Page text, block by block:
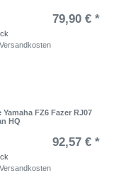
79,90 € *
Versandkosten
FZ6 Fazer RJ07
HQ
92,57 € *
Versandkosten